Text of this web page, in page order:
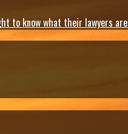
to know what their lawyers